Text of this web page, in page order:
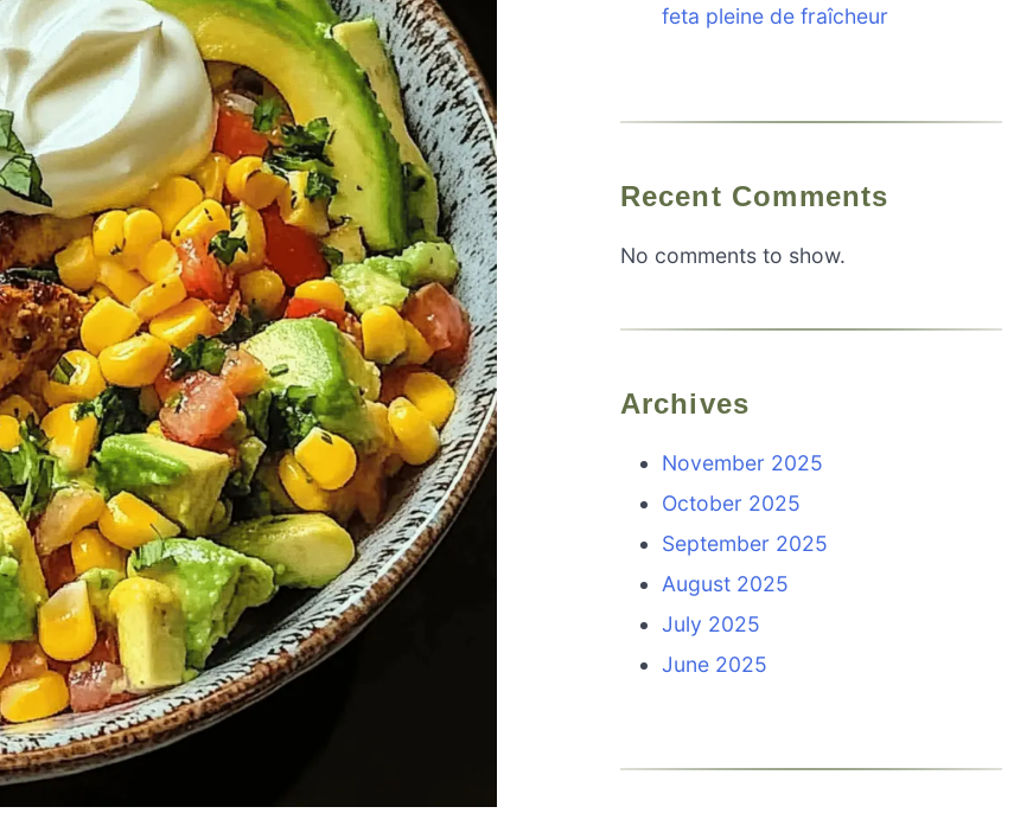
feta pleine de fraîcheur
Recent Comments
No comments to show.
Archives
November 2025
October 2025
September 2025
August 2025
July 2025
June 2025